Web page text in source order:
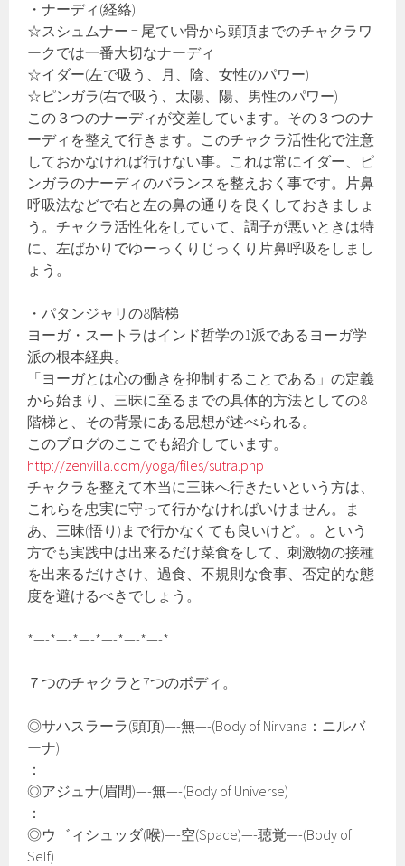
・ナーディ(経絡)
☆スシュムナー = 尾てい骨から頭頂までのチャクラワ
ークでは一番大切なナーディ
☆イダー(左で吸う、月、陰、女性のパワー)
☆ピンガラ(右で吸う、太陽、陽、男性のパワー)
この３つのナーディが交差しています。その３つのナ
ーディを整えて行きます。このチャクラ活性化で注意
しておかなければ行けない事。これは常にイダー、ピ
ンガラのナーディのバランスを整えおく事です。片鼻
呼吸法などで右と左の鼻の通りを良くしておきましょ
う。チャクラ活性化をしていて、調子が悪いときは特
に、左ばかりでゆーっくりじっくり片鼻呼吸をしまし
ょう。
・パタンジャリの8階梯
ヨーガ・スートラはインド哲学の1派であるヨーガ学
派の根本経典。
「ヨーガとは心の働きを抑制することである」の定義
から始まり、三昧に至るまでの具体的方法としての8
階梯と、その背景にある思想が述べられる。
このブログのここでも紹介しています。
http://zenvilla.com/yoga/files/sutra.php
チャクラを整えて本当に三昧へ行きたいという方は、
これらを忠実に守って行かなければいけません。ま
あ、三昧(悟り)まで行かなくても良いけど。。という
方でも実践中は出来るだけ菜食をして、刺激物の接種
を出来るだけさけ、過食、不規則な食事、否定的な態
度を避けるべきでしょう。
*—-*—-*—-*—-*—-*—-*
７つのチャクラと7つのボディ。
◎サハスラーラ(頭頂)—-無—-(Body of Nirvana：ニルバ
ーナ)
：
◎アジュナ(眉間)—-無—-(Body of Universe)
：
◎ウ゛ィシュッダ(喉)—-空(Space)—-聴覚—-(Body of
Self)